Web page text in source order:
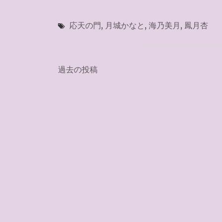
応天の門, 月城かなと , 海乃美月 , 鳳月杏
投
過去の投稿